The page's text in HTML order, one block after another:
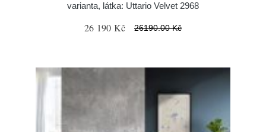
varianta, látka: Uttario Velvet 2968
26 190 Kč 26190.00 Kč